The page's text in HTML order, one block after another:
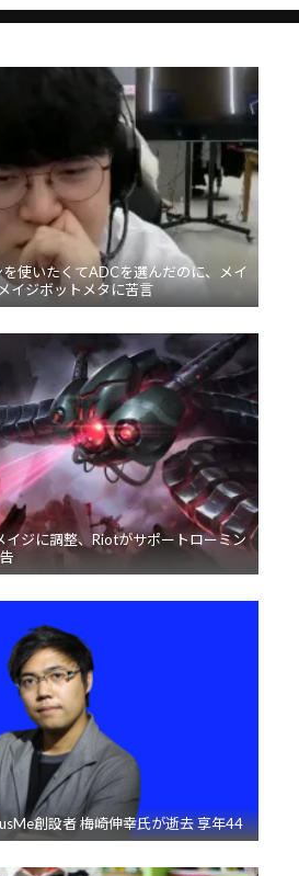
使いたくてADCを選んだのに、メイ
イジボットメタに苦言
ジに調整、Riotがサポートローミン
創設者 梅崎伸幸氏が逝去 享年44